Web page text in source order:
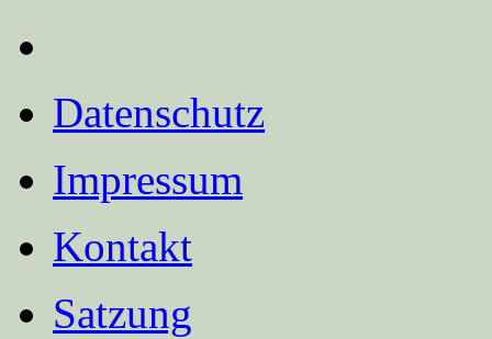
Datenschutz
Impressum
Kontakt
Satzung